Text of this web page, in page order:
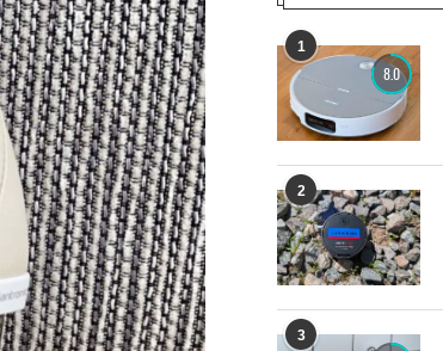
1
8.0
2
3